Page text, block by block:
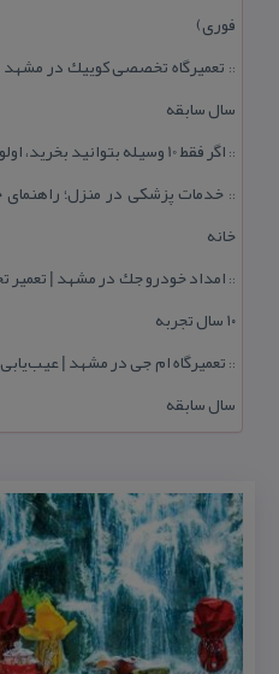
فوری)
::
سال سابقه
:: اگر فقط 10 وسیله بتوانید بخرید، اولویت با كدام تجهیزات است؟
:: خدمات پزشكی در منزل؛
خانه
::
۱۰ سال تجربه
::
سال سابقه